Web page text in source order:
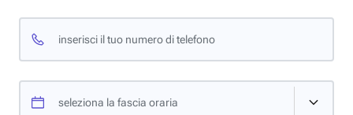
inserisci il tuo numero di telefono
seleziona la fascia oraria